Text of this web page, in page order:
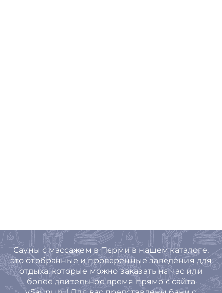
Сауны с массажем в Перми в нашем каталоге,
это отобранные и проверенные заведения для
отдыха, которые можно заказать на час или
более длительное время прямо с сайта